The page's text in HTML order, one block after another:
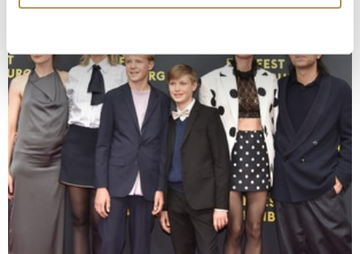
erfassen, welche bis auf einige Meter genau sein
bestimmten Merkmalen (Fingerprinting) identifizieren
Erfahren Sie mehr darüber, wie Ihre persönlichen Daten
verarbeitet werden, und legen Sie Ihre Präferenzen im
Abschnitt Einzelheiten
Wir verwenden Cookies, um Inhalte und Anzeigen zu
personalisieren, Funktionen für soziale Medien anbieten
zu können und die Zugriffe auf unsere Website zu
analysieren. Außerdem geben wir Informationen zu Ihrer
Verwendung unserer Website an unsere Partner für